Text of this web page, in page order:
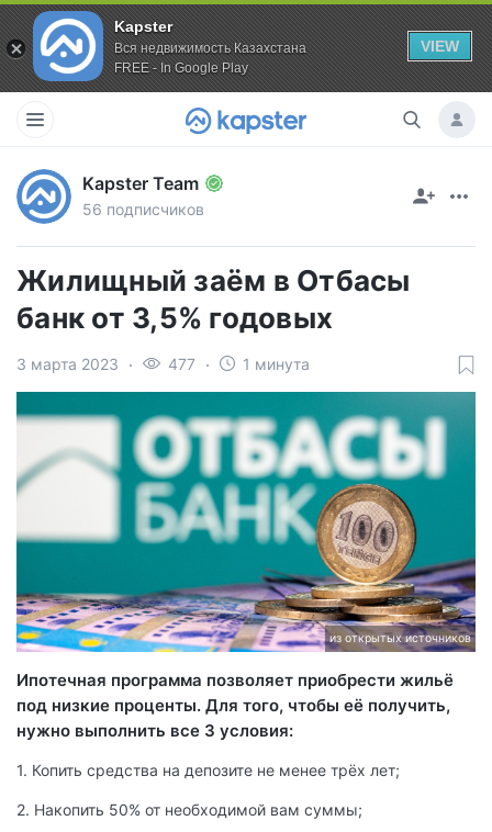
Kapster
Вся недвижимость Казахстана
FREE - In Google Play
VIEW
Kapster Team
56 подписчиков
Жилищный заём в Отбасы
банк от 3,5% годовых
3 марта 2023 477 1 минута
из открытых источников
Ипотечная программа позволяет приобрести жильё
под низкие проценты. Для того, чтобы её получить,
нужно выполнить все 3 условия:
1. Копить средства на депозите не менее трёх лет;
2. Накопить 50% от необходимой вам суммы;